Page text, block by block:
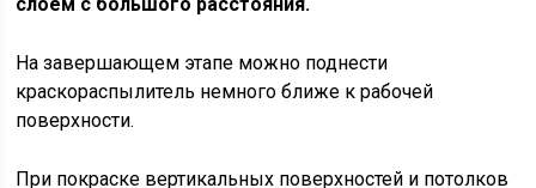
На завершающем этапе можно поднести
краскораспылитель немного ближе к рабочей
поверхности.
При покраске вертикальных поверхностей и потолков